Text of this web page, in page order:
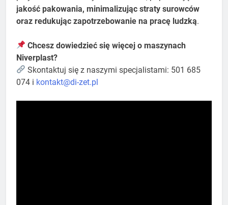
jakość pakowania, minimalizując straty surowców
oraz redukując zapotrzebowanie na pracę ludzką.
Chcesz dowiedzieć się więcej o maszynach
Niverplast?
Skontaktuj się z naszymi specjalistami: 501 685
074 i kontakt@di-zet.pl